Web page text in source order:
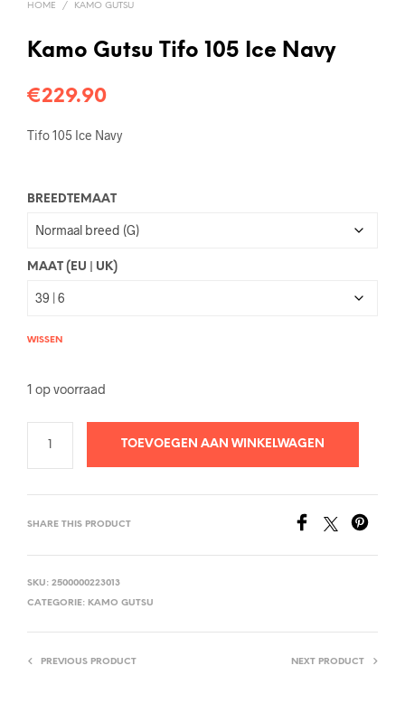
HOME / KAMO GUTSU
Kamo Gutsu Tifo 105 Ice Navy
€229.90
Tifo 105 Ice Navy
BREEDTEMAAT
MAAT (EU | UK)
WISSEN
1 op voorraad
TOEVOEGEN AAN WINKELWAGEN
SHARE THIS PRODUCT
SKU: 2500000223013
CATEGORIE: KAMO GUTSU
PREVIOUS PRODUCT NEXT PRODUCT